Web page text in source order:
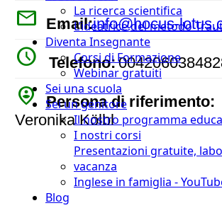
La ricerca scientifica
L’ideatrice del metodo
Diventa Insegnante
Corsi di Formazione
Webinar gratuiti
Sei una scuola
Sei un genitore
Il nostro programma
I nostri corsi
Presentazioni gratuite,
vacanza
Inglese in famiglia -
Blog
mail Email:info@hocus-
watch_later Telefono:
person_pin_circle Persona di riferimento:
Veronika Kölbl